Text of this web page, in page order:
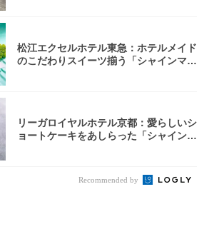
松江エクセルホテル東急：ホテルメイド
のこだわりスイーツ揃う「シャインマス
リーガロイヤルホテル京都：愛らしいシ
ョートケーキをあしらった「シャインマ
Recommended by